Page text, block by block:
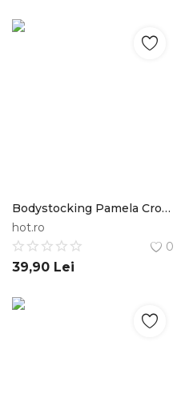
Bodystocking Pamela Crotchless Fishnet, Negru, S-L STD
hot.ro
0
39,90 Lei